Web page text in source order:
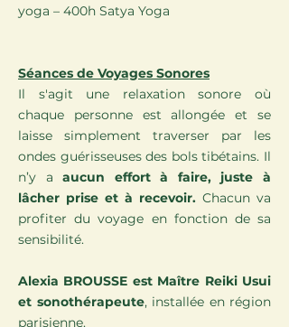
yoga – 400h Satya Yoga
Séances de Voyages Sonores
Il s'agit une relaxation sonore où
chaque personne est allongée et se
laisse simplement traverser par les
ondes guérisseuses des bols tibétains. Il
n’y aaucun effort à faire, juste à
lâcher prise et à recevoir. Chacun va
profiter du voyage en fonction de sa
sensibilité.
Alexia BROUSSE est Maître Reiki Usui
et sonothérapeute, installée en région
parisienne.